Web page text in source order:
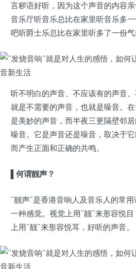
言秽语好听，因为这个声音的内容
音乐厅听音乐总比在家里听音乐多
吧听爵士乐总比在家里听多了一份气
听不明白的声音、不应该有的声音
就是不需要的声音，也就是噪音。
是美妙的声音，而半夜三更隔壁邻
噪音。它是声音还是噪音，取决于
而产生正面和正确的共鸣。
何谓靓声？
“靓声”是香港音响人及音乐人的常用
一种感觉。视觉上用“靓”来形容悦
上用“靓”来形容悦耳，好听的声音。